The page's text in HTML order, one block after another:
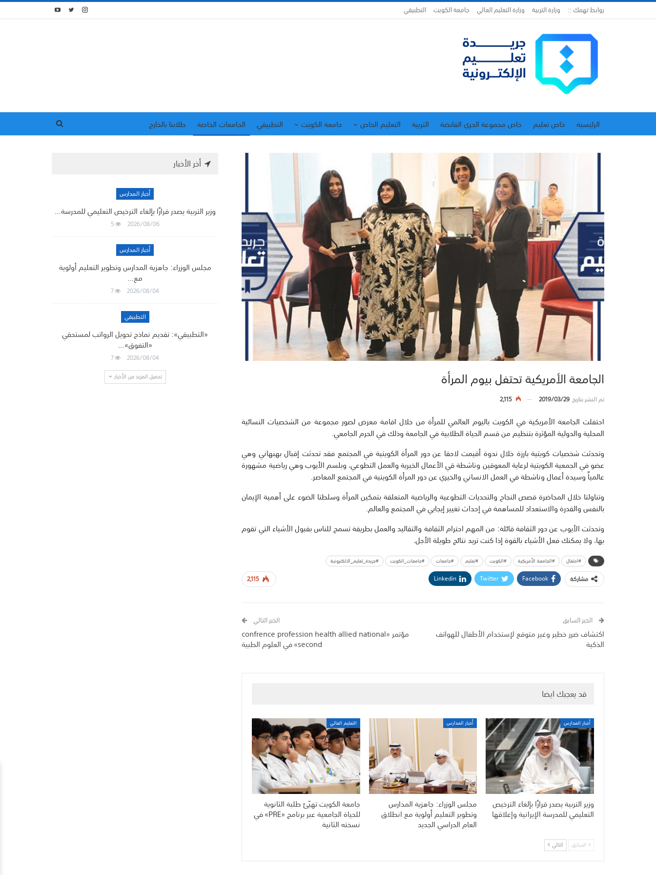
روابط تهمك :: وزارة التربية وزارة التعليم العالي جامعة الكويت التطبيقي
الرئيسية خاص تعليم خاص مجموعة الجري القابضة التربية التعليم الخاص جامعة الكويت التطبيقي الجامعات الخاصة
طلابنا بالخارج
الجامعة الأمريكية تحتفل بيوم المرأة
تم النشر بتاريخ2019/03/29
2,115
احتفلت الجامعة الأمريكية في الكويت باليوم العالمي للمرأة من خلال اقامة معرض لصور مجموعة من الشخصيات النسائية
المحلية والدولية المؤثرة بتنظيم من قسم الحياة الطلابية في الجامعة وذلك في الحرم الجامعي.
وتحدثت شخصيات كويتية بارزة خلال ندوة أقيمت لاحقا عن دور المرأة الكويتية في المجتمع فقد تحدثت إقبال بهبهاني وهي
عضو في الجمعية الكويتية لرعاية المعوقين وناشطة قي الأعمال الخيرية والعمل التطوعي، وبلسم الأيوب وهي رياضية مشهورة
عالمياً وسيدة أعمال وناشطة في العمل الانساني والخيري عن دور المرأة الكويتية في المجتمع المعاصر.
وتناولتا خلال المحاضرة قصص النجاح والتحديات التطوعية والرياضية المتعلقة بتمكين المرأة وسلطتا الضوء على أهمية الإيمان
بالنفس والقدرة والاستعداد للمساهمة في إحداث تغيير إيجابي في المجتمع والعالم.
وتحدثت الأيوب عن دور الثقافة قائلة: من المهم احترام الثقافة والتقاليد والعمل بطريقة تسمح للناس بقبول الأشياء التي تقوم
بها، ولا يمكنك فعل الأشياء بالقوة إذا كنت تريد نتائج طويلة الأجل.
#احتفال #الجامعة الأمريكية #الكويت #تعليم #جامعات #جامعات_الكويت #جريدة_تعليم_الالكترونية
2,115 مشاركة Facebook
Twitter
Linkedin
الخبر السابق
اكتشاف ضرر خطير وغير متوقع لإستخدام الأطفال للهواتف
الذكية
الخبر التالي
مؤتمر «confrence profession health allied national
second» في العلوم الطبية
قد يعجبك ايضا
أخبار المدارس
وزير التربية يصدر قرارًا بإلغاء الترخيص
التعليمي للمدرسة الإيرانية وإغلاقها
أخبار المدارس
مجلس الوزراء: جاهزية المدارس
وتطوير التعليم أولوية مع انطلاق
العام الدراسي الجديد
التعليم العالي
جامعة الكويت تهيّئ طلبة الثانوية
للحياة الجامعية عبر برنامج «PRE» في
نسخته الثانية
السابق التالي
أخر الأخبار
أخبار المدارس
وزير التربية يصدر قرارًا بإلغاء الترخيص التعليمي للمدرسة…
2026/08/06
5
أخبار المدارس
مجلس الوزراء: جاهزية المدارس وتطوير التعليم أولوية
مع…
2026/08/04
7
التطبيقي
«التطبيقي»: تقديم نماذج تحويل الرواتب لمستحقي
«التفوق»…
2026/08/04
7
تحميل المزيد من الأخبار